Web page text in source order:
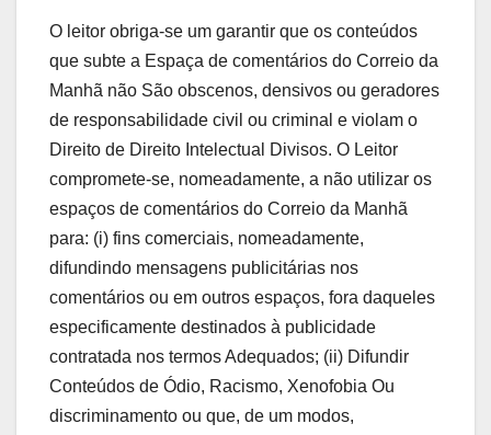
O leitor obriga-se um garantir que os conteúdos
que subte a Espaça de comentários do Correio da
Manhã não São obscenos, densivos ou geradores
de responsabilidade civil ou criminal e violam o
Direito de Direito Intelectual Divisos. O Leitor
compromete-se, nomeadamente, a não utilizar os
espaços de comentários do Correio da Manhã
para: (i) fins comerciais, nomeadamente,
difundindo mensagens publicitárias nos
comentários ou em outros espaços, fora daqueles
especificamente destinados à publicidade
contratada nos termos Adequados; (ii) Difundir
Conteúdos de Ódio, Racismo, Xenofobia Ou
discriminamento ou que, de um modos,